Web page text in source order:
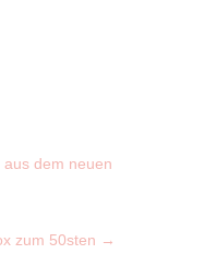
aus dem neuen
zum 50sten →